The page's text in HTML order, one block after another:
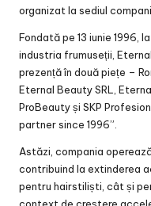
organizat la sediul
Fondată pe 13 iunie 1996,
industria frumuseții,
prezență în două piețe –
Eternal Beauty SRL,
ProBeauty și SKP
partner since 1996”.
Astăzi, compania
contribuind la extinderea
pentru hairstiliști, cât și
context de creștere